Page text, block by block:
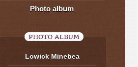
Photo album
PHOTO ALBUM
Lowick Minebea